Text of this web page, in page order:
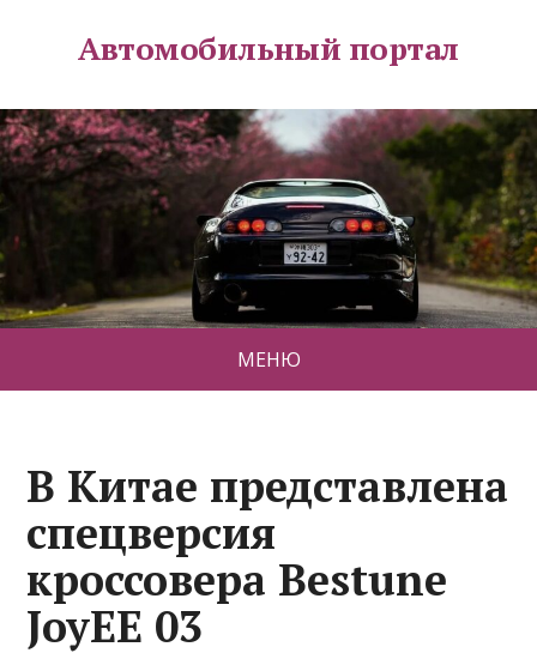
Автомобильный портал
МЕНЮ
В Китае представлена
спецверсия
кроссовера Bestune
JoyEE 03